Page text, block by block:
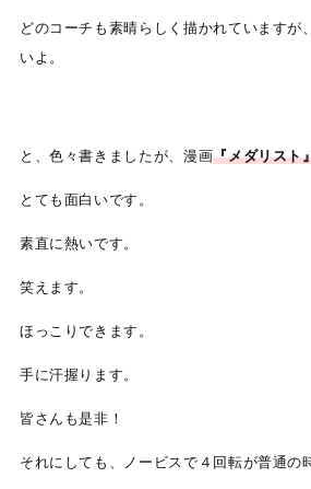
どのコーチも素晴らしく描かれていますが
いよ。
と、色々書きましたが、漫画『メダリスト
とても面白いです。
素直に熱いです。
笑えます。
ほっこりできます。
手に汗握ります。
皆さんも是非！
それにしても、ノービスで４回転が普通の